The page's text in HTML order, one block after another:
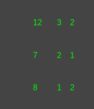
12 3 2
7 2 1
8 1 2